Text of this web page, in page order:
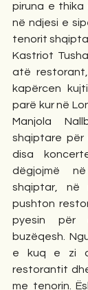
piruna e thika
në ndjesi e
tenorit
Kastriot
atë
kapërcen
parë kur në
Manjola
shqiptare për
disa
dëgjojmë
shqiptar, në
pushton
pyesin për
buzëqesh.
e kuq e zi
restorantit
me tenorin.